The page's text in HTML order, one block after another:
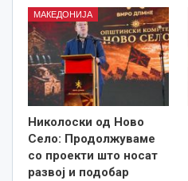
МАКЕДОНИЈА
Николоски од Ново
Село: Продолжуваме
со проекти што носат
развој и подобар